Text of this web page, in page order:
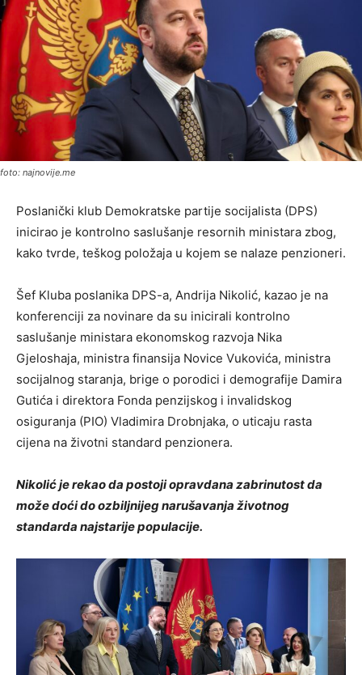
foto: najnovije.me
Poslanički klub Demokratske partije socijalista (DPS)
inicirao je kontrolno saslušanje resornih ministara zbog,
kako tvrde, teškog položaja u kojem se nalaze penzioneri.
Šef Kluba poslanika DPS-a, Andrija Nikolić, kazao je na
konferenciji za novinare da su inicirali kontrolno
saslušanje ministara ekonomskog razvoja Nika
Gjeloshaja, ministra finansija Novice Vukovića, ministra
socijalnog staranja, brige o porodici i demografije Damira
Gutića i direktora Fonda penzijskog i invalidskog
osiguranja (PIO) Vladimira Drobnjaka, o uticaju rasta
cijena na životni standard penzionera.
Nikolić je rekao da postoji opravdana zabrinutost da
može doći do ozbiljnijeg narušavanja životnog
standarda najstarije populacije.